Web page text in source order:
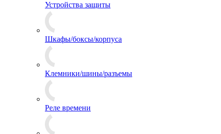
Устройства защиты
Шкафы/боксы/корпуса
Клемники/шины/разъемы
Реле времени